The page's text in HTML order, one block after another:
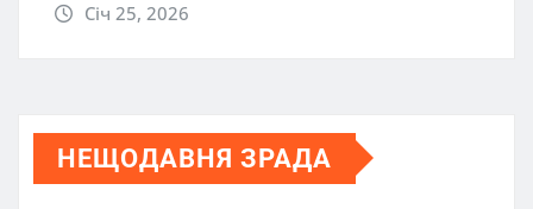
Січ 25, 2026
НЕЩОДАВНЯ ЗРАДА